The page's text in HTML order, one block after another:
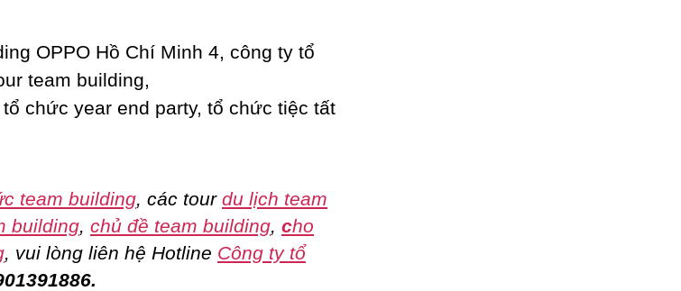
team building , các tour du lịch team
building chủ đề team building cho
, vui lòng liên hệ Hotline Công ty tổ